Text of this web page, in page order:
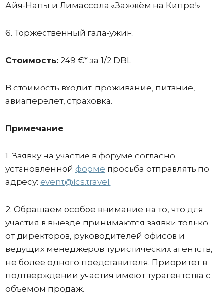
Айя-Напы и Лимассола «Зажжём на Кипре!»
6. Торжественный гала-ужин.
Стоимость:249 €* за 1/2 DBL
В стоимость входит: проживание, питание,
авиаперелёт, страховка.
Примечание
1. Заявку на участие в форуме согласно
установленной форме просьба отправлять по
адресу: event@ics.travel.
2. Обращаем особое внимание на то, что для
участия в выезде принимаются заявки только
от директоров, руководителей офисов и
ведущих менеджеров туристических агентств,
не более одного представителя. Приоритет в
подтверждении участия имеют турагентства с
объёмом продаж.